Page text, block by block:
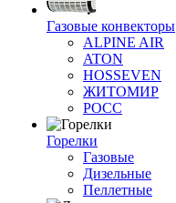
Газовые конвекторы
ALPINE AIR
ATON
HOSSEVEN
ЖИТОМИР
РОСС
Горелки
Газовые
Дизельные
Пеллетные